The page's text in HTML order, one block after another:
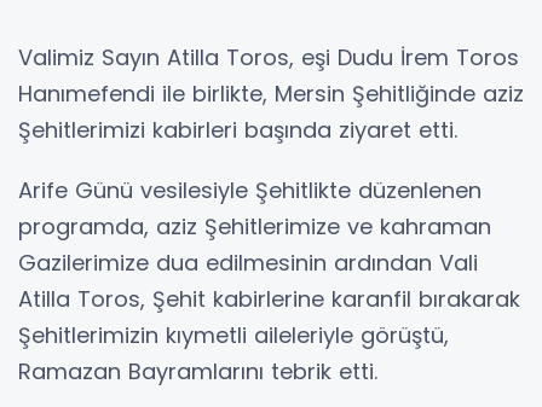
Valimiz Sayın Atilla Toros, eşi Dudu İrem Toros
Hanımefendi ile birlikte, Mersin Şehitliğinde aziz
Şehitlerimizi kabirleri başında ziyaret etti.
Arife Günü vesilesiyle Şehitlikte düzenlenen
programda, aziz Şehitlerimize ve kahraman
Gazilerimize dua edilmesinin ardından Vali
Atilla Toros, Şehit kabirlerine karanfil bırakarak
Şehitlerimizin kıymetli aileleriyle görüştü,
Ramazan Bayramlarını tebrik etti.